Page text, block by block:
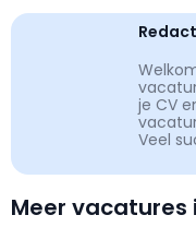
je CV
Veel
Meer vacatures